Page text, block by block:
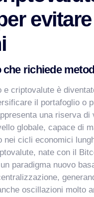
evitare
richiede
e criptovalute è
il portafoglio o
una riserva di
globale, capace di
nei cicli economici
nate con il
paradigma nuovo
oscillazioni molto
AI
l'agente AI di
utile?